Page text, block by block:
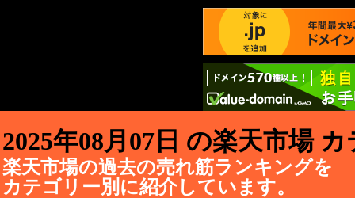
2025年08月07日 の楽天市場
楽天市場の過去の売れ筋ランキングを
カテゴリー別に紹介しています。